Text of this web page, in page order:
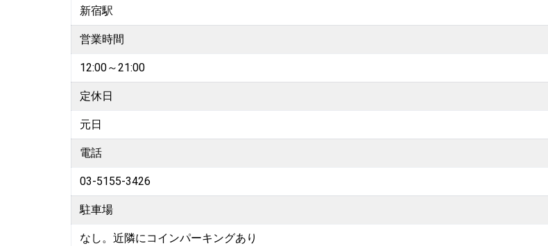
新宿駅
営業時間
12:00～21:00
定休日
元日
電話
03-5155-3426
駐車場
なし。近隣にコインパーキングあり